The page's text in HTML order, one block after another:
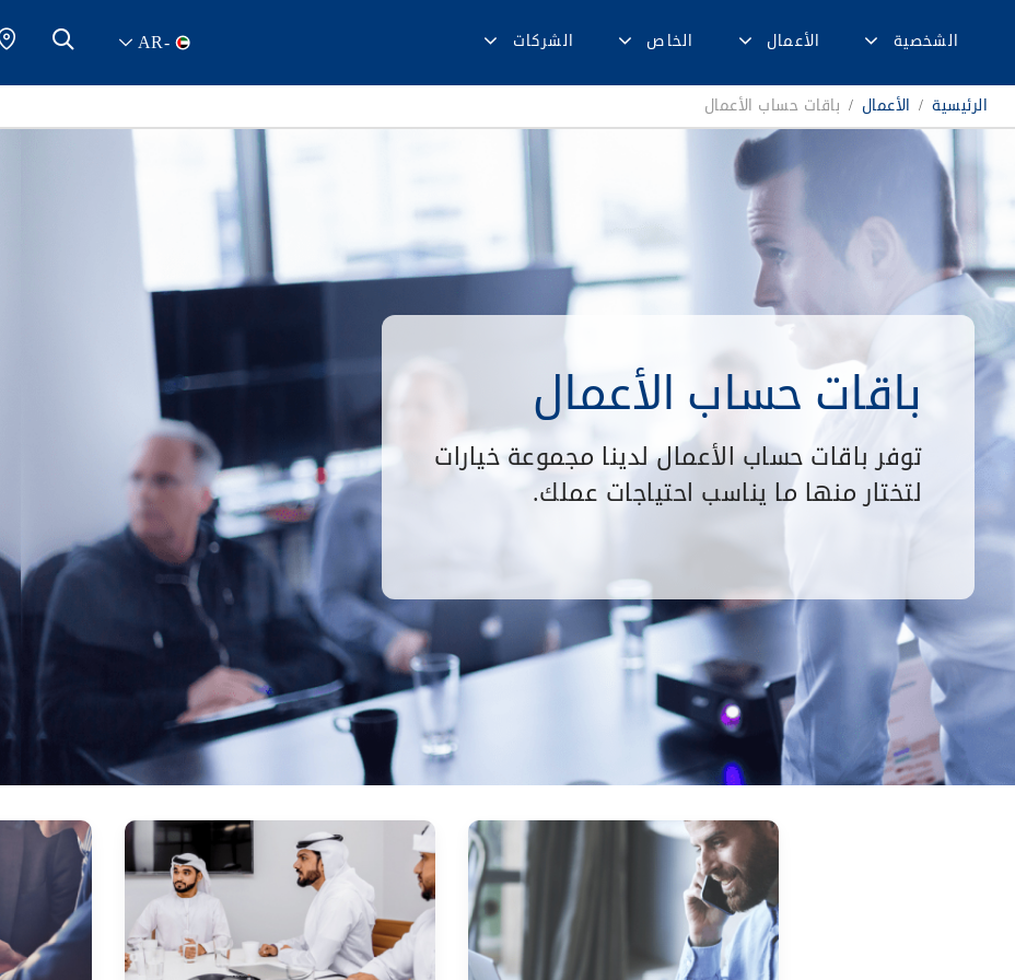
الشخصية الأعمال الخاص الشركات -
AR
الرئيسية / الأعمال / باقات حساب الأعمال
باقات حساب الأعمال
توفر باقات حساب الأعمال لدينا مجموعة خيارات
لتختار منها ما يناسب احتياجات عملك.